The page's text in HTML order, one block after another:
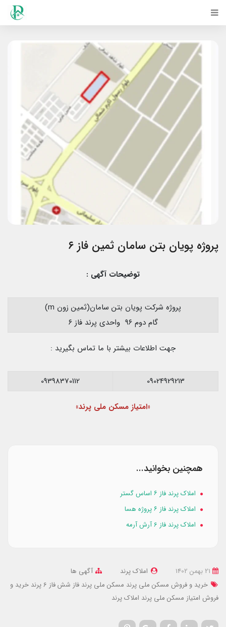
پروژه پویان بتن سامان ثمین فاز ۶
توضیحات آگهی :
پروژه شرکت پویان بتن سامان(ثمین زون m)
گام دوم ۹۶ واحدی پرند فاز ۶
جهت اطلاعات بیشتر با ما تماس بگیرید :
09024929213
09398370112
«امتیاز مسکن ملی پرند»
همچنین بخوانید...
املاک پرند فاز ۶ اساس گستر
املاک پرند فاز ۶ پروژه هسا
املاک پرند فاز 6 آرش آرمه
املاک پرند
آگهی ها
خرید و فروش مسکن ملی پرند مسکن ملی پرند فاز ششفاز 6 پرند
خرید و
فروش امتیاز مسکن ملی پرند املاک پرند